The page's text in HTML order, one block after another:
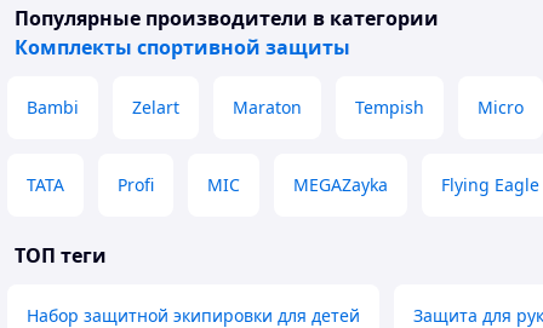
Популярные производители в категории
Комплекты спортивной защиты
Bambi Zelart Maraton Tempish Micro
TATA Profi MIC MEGAZayka Flying Eagle
ТОП теги
Набор защитной экипировки для детей Защита для